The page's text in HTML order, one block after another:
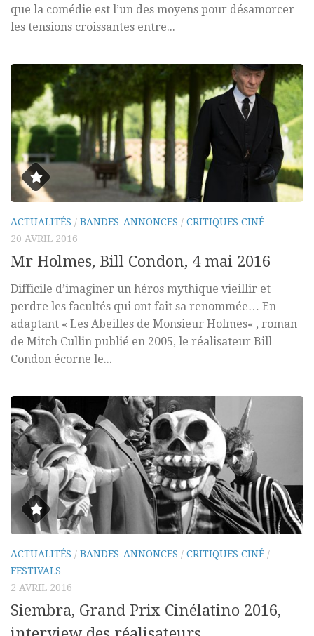
que la comédie est l’un des moyens pour désamorcer
les tensions croissantes entre...
ACTUALITÉS / BANDES-ANNONCES / CRITIQUES CINÉ
20 AVRIL 2016
Mr Holmes, Bill Condon, 4 mai 2016
Difficile d’imaginer un héros mythique vieillir et
perdre les facultés qui ont fait sa renommée… En
adaptant « Les Abeilles de Monsieur Holmes« , roman
de Mitch Cullin publié en 2005, le réalisateur Bill
Condon écorne le...
ACTUALITÉS / BANDES-ANNONCES / CRITIQUES CINÉ /
FESTIVALS
2 AVRIL 2016
Siembra, Grand Prix Cinélatino 2016,